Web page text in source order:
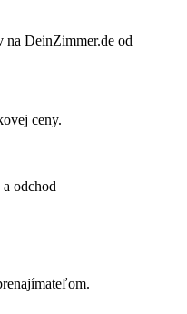
DeinZimmer.de od
ceny.
odchod